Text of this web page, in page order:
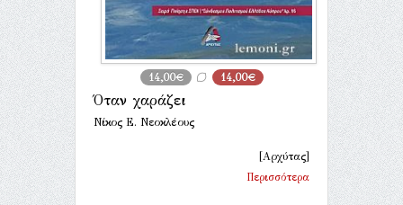
14,00€ 14,00€
Όταν χαράζει
Νίκος Ε. Νεοκλέους
[Αρχύτας]
Περισσότερα